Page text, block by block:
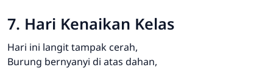
7. Hari Kenaikan Kelas
Hari ini langit tampak cerah,
Burung bernyanyi di atas dahan,